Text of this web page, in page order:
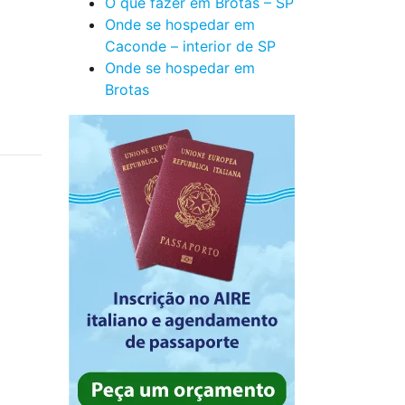
Onde se hospedar em
Caconde – interior de SP
Onde se hospedar em
Brotas